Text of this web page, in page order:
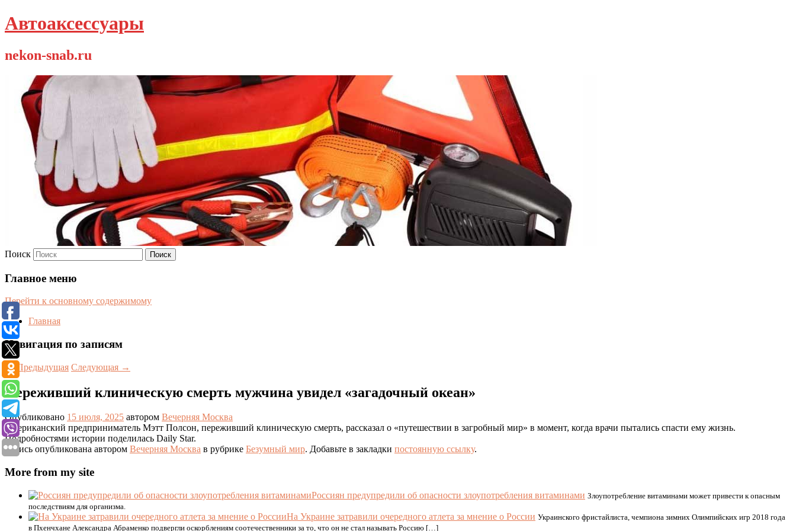
Автоаксессуары
nekon-snab.ru
Поиск
Главное меню
Перейти к основному содержимому
Главная
Навигация по записям
←Предыдущая Следующая →
Переживший клиническую смерть мужчина увидел «загадочный океан»
Опубликовано 15 июля, 2025 автором Вечерняя Москва
Американский предприниматель Мэтт Полсон, переживший клиническую смерть, рассказал о «путешествии в загробный мир» в момент, когда врачи пытались спасти ему жизнь.
Подробностями истории поделилась Daily Star.
Запись опубликована автором Вечерняя Москва в рубрике Безумный мир. Добавьте в закладки постоянную ссылку.
More from my site
Россиян предупредили об опасности злоупотребления витаминами Злоупотребление витаминами может привести к опасным
последствиям для организма.
На Украине затравили очередного атлета за мнение о России Украинского фристайлиста, чемпиона зимних Олимпийских игр 2018 года
в Пхенчхане Александра Абраменко подвергли оскорблениям соотечественники за то, что он не стал называть Россию […]